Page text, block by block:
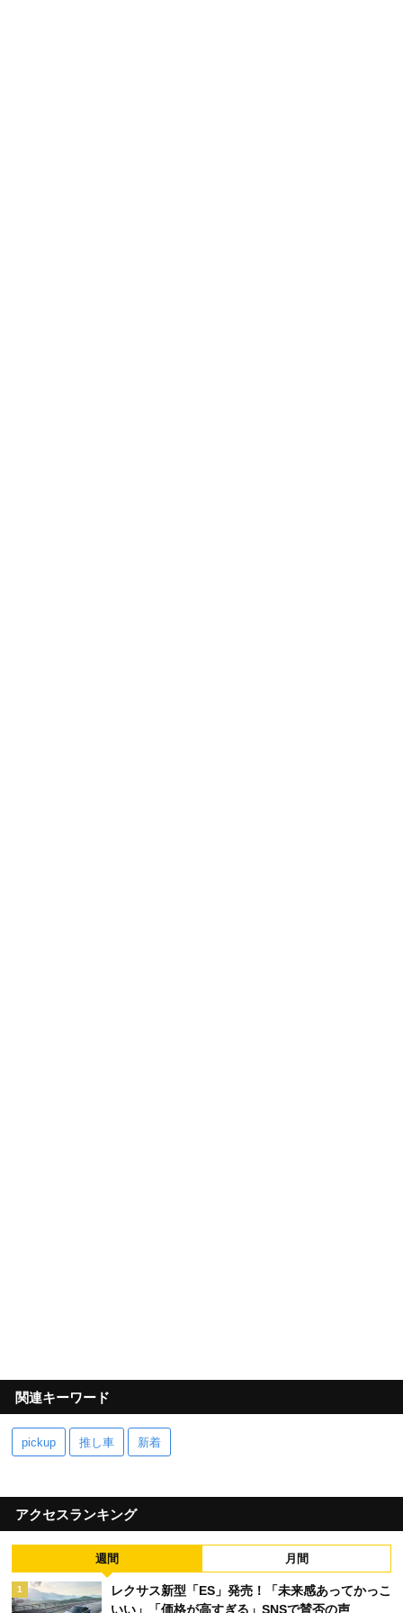
関連キーワード
pickup 推し車 新着
アクセスランキング
週間 月間
1
レクサス新型「ES」発売！「未来感あってかっこ
いい」「価格が高すぎる」SNSで賛否の声